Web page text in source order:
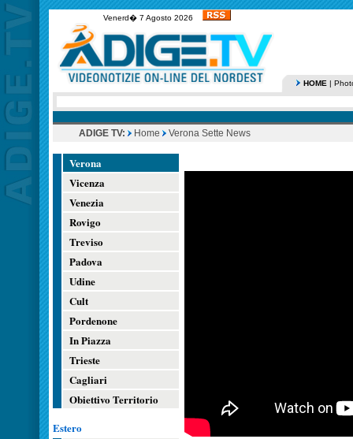
Venerd� 7 Agosto 2026
HOME |
ADIGE TV: Home Verona Sette News
Verona
Vicenza
Venezia
Rovigo
Treviso
Padova
Udine
Cult
Pordenone
In Piazza
Trieste
Cagliari
Obiettivo Territorio
Estero